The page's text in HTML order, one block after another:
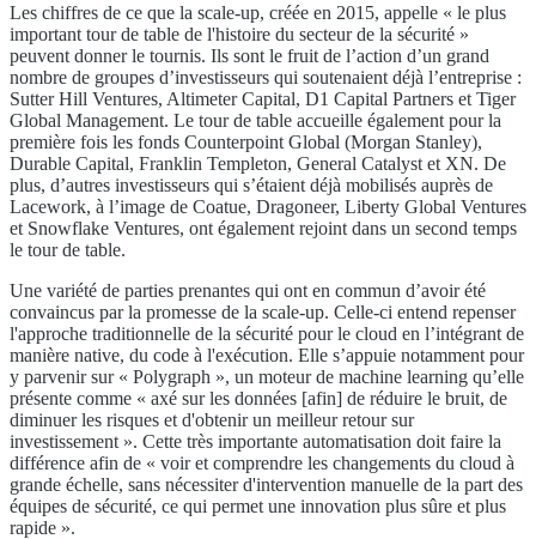
Les chiffres de ce que la scale-up, créée en 2015, appelle « le plus
important tour de table de l'histoire du secteur de la sécurité »
peuvent donner le tournis. Ils sont le fruit de l’action d’un grand
nombre de groupes d’investisseurs qui soutenaient déjà l’entreprise :
Sutter Hill Ventures, Altimeter Capital, D1 Capital Partners et Tiger
Global Management. Le tour de table accueille également pour la
première fois les fonds Counterpoint Global (Morgan Stanley),
Durable Capital, Franklin Templeton, General Catalyst et XN. De
plus, d’autres investisseurs qui s’étaient déjà mobilisés auprès de
Lacework, à l’image de Coatue, Dragoneer, Liberty Global Ventures
et Snowflake Ventures, ont également rejoint dans un second temps
le tour de table.
Une variété de parties prenantes qui ont en commun d’avoir été
convaincus par la promesse de la scale-up. Celle-ci entend repenser
l'approche traditionnelle de la sécurité pour le cloud en l’intégrant de
manière native, du code à l'exécution. Elle s’appuie notamment pour
y parvenir sur « Polygraph », un moteur de machine learning qu’elle
présente comme « axé sur les données [afin] de réduire le bruit, de
diminuer les risques et d'obtenir un meilleur retour sur
investissement ». Cette très importante automatisation doit faire la
différence afin de « voir et comprendre les changements du cloud à
grande échelle, sans nécessiter d'intervention manuelle de la part des
équipes de sécurité, ce qui permet une innovation plus sûre et plus
rapide ».